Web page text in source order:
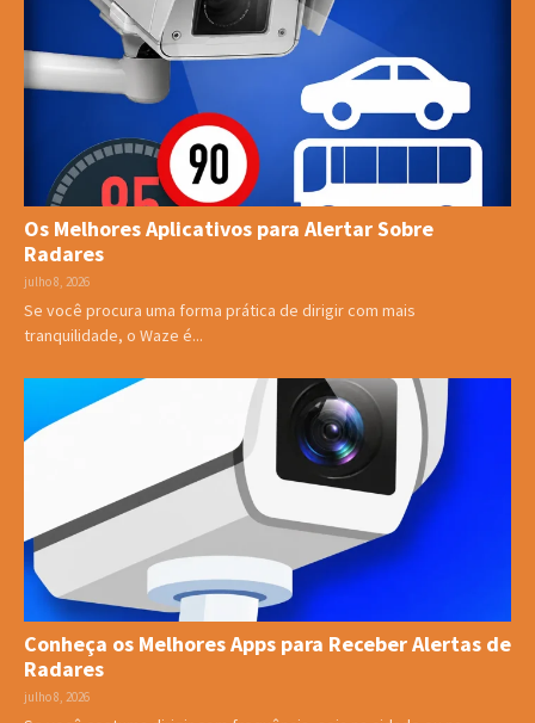
Os Melhores Aplicativos para Alertar Sobre
Radares
julho 8, 2026
Se você procura uma forma prática de dirigir com mais
tranquilidade, o Waze é...
Conheça os Melhores Apps para Receber Alertas de
Radares
julho 8, 2026